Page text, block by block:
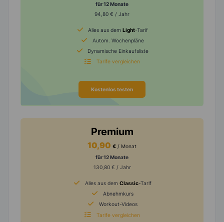
für 12 Monate
94,80 € / Jahr
Alles aus dem Light-Tarif
Autom. Wochenpläne
Dynamische Einkaufsliste
Tarife vergleichen
Kostenlos testen
Premium
10,90 € / Monat
für 12 Monate
130,80 € / Jahr
Alles aus dem Classic-Tarif
Abnehmkurs
Workout-Videos
Tarife vergleichen